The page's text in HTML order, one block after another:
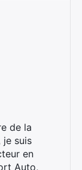
de la
je suis
en
Auto,